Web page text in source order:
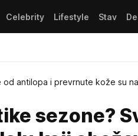
Celebrity Lifestyle Stav
od antilopa i prevrnute kože su
sezone?